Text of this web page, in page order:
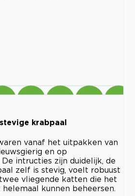
krabpaal
vanaf het uitpakken van
en op
intructies zijn duidelijk, de
zelf is stevig, voelt robuust
vliegende katten die het
kunnen beheersen.